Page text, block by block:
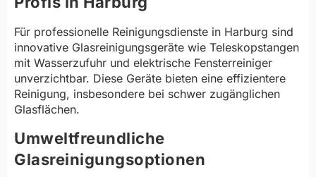
Für professionelle Reinigungsdienste in Harburg sind
innovative Glasreinigungsgeräte wie Teleskopstangen
mit Wasserzufuhr und elektrische Fensterreiniger
unverzichtbar. Diese Geräte bieten eine effizientere
Reinigung, insbesondere bei schwer zugänglichen
Glasflächen.
Umweltfreundliche
Glasreinigungsoptionen